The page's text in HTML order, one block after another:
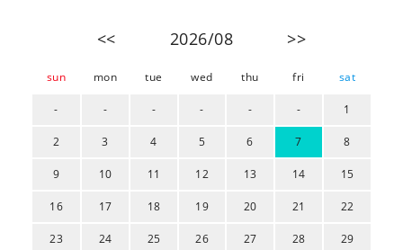
<< 2026/08 >>
sun mon tue wed thu fri sat
- - - - - - 1
2 3 4 5 6 7 8
9 10 11 12 13 14 15
16 17 18 19 20 21 22
23 24 25 26 27 28 29